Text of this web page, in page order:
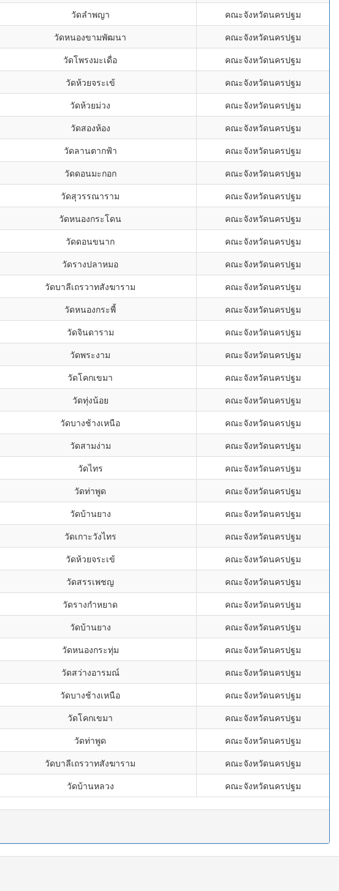
วัดลำพญา
คณะจังหวัดนครปฐม
วัดหนองขามพัฒนา
คณะจังหวัดนครปฐม
วัดโพรงมะเดื่อ
คณะจังหวัดนครปฐม
วัดห้วยจระเข้
คณะจังหวัดนครปฐม
วัดห้วยม่วง
คณะจังหวัดนครปฐม
วัดสองห้อง
คณะจังหวัดนครปฐม
วัดลานตากฟ้า
คณะจังหวัดนครปฐม
วัดดอนมะกอก
คณะจังหวัดนครปฐม
วัดสุวรรณาราม
คณะจังหวัดนครปฐม
วัดหนองกระโดน
คณะจังหวัดนครปฐม
วัดดอนขนาก
คณะจังหวัดนครปฐม
วัดรางปลาหมอ
คณะจังหวัดนครปฐม
วัดบาลีเถรวาทสังฆาราม
คณะจังหวัดนครปฐม
วัดหนองกระพี้
คณะจังหวัดนครปฐม
วัดจินดาราม
คณะจังหวัดนครปฐม
วัดพระงาม
คณะจังหวัดนครปฐม
วัดโคกเขมา
คณะจังหวัดนครปฐม
วัดทุ่งน้อย
คณะจังหวัดนครปฐม
วัดบางช้างเหนือ
คณะจังหวัดนครปฐม
วัดสามง่าม
คณะจังหวัดนครปฐม
วัดไทร
คณะจังหวัดนครปฐม
วัดท่าพูด
คณะจังหวัดนครปฐม
วัดบ้านยาง
คณะจังหวัดนครปฐม
วัดเกาะวังไทร
คณะจังหวัดนครปฐม
วัดห้วยจระเข้
คณะจังหวัดนครปฐม
วัดสรรเพชญ
คณะจังหวัดนครปฐม
วัดรางกำหยาด
คณะจังหวัดนครปฐม
วัดบ้านยาง
คณะจังหวัดนครปฐม
วัดหนองกระทุ่ม
คณะจังหวัดนครปฐม
วัดสว่างอารมณ์
คณะจังหวัดนครปฐม
วัดบางช้างเหนือ
คณะจังหวัดนครปฐม
วัดโคกเขมา
คณะจังหวัดนครปฐม
วัดท่าพูด
คณะจังหวัดนครปฐม
วัดบาลีเถรวาทสังฆาราม
คณะจังหวัดนครปฐม
วัดบ้านหลวง คณะจังหวัดนครปฐม